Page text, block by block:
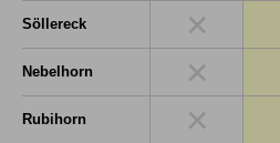
Söllereck ×
Nebelhorn ×
Rubihorn ×